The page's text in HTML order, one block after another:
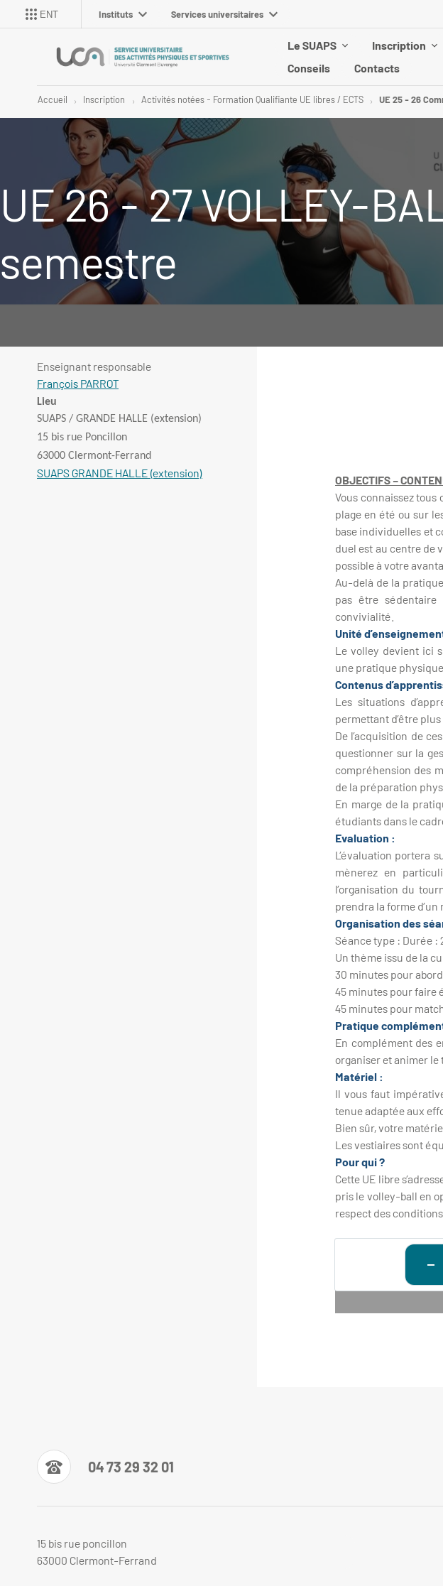
ENT Instituts Services universitaires
Le SUAPS Inscription
Conseils
Contacts
Accueil Inscription Activités notées - Formation Qualifiante UE libres / ECTS UE 25 - 26
UE 26 - 27 VOLLEY-
semestre
OBJECTIFS –
Vous connaissez tous
plage en été ou sur
base individuelles et
duel est au centre de
possible à votre
Au-delà de la
pas être
convivialité.
Unité
Le volley devient ici
une pratique
Contenus
Les situations
permettant d’être
De l’acquisition de
questionner sur la
compréhension des
de la préparation
En marge de la
étudiants dans le
Evaluation :
L’évaluation portera
mènerez en
l’organisation du
prendra la forme
Organisation des
Séance type : Durée :
Un thème issu de la
30 minutes pour
45 minutes pour faire
45 minutes pour
Pratique
En complément des
organiser et animer le
Matériel :
Il vous faut
tenue adaptée aux
Bien sûr, votre
Les vestiaires sont
Pour qui ?
Cette UE libre
pris le volley-ball en
respect des conditions.
Enseignant responsable
François PARROT
Lieu
SUAPS / GRANDE HALLE (extension)
15 bis rue Poncillon
63000 Clermont-Ferrand
SUAPS GRANDE HALLE (extension)
04 73 29 32 01
15 bis rue poncillon
63000 Clermont-Ferrand